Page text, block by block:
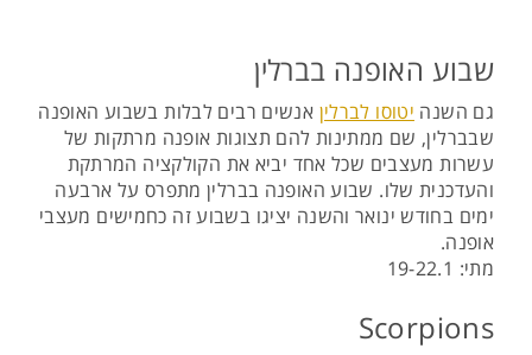
שבוע האופנה בברלין
גם השנה יטוסו לברלין אנשים רבים לבלות בשבוע האופנה
שבברלין, שם ממתינות להם תצוגות אופנה מרתקות של
עשרות מעצבים שכל אחד יביא את הקולקציה המרתקת
והעדכנית שלו. שבוע האופנה בברלין מתפרס על ארבעה
ימים בחודש ינואר והשנה יציגו בשבוע זה כחמישים מעצבי
אופנה.
מתי: 19-22.1
Scorpions